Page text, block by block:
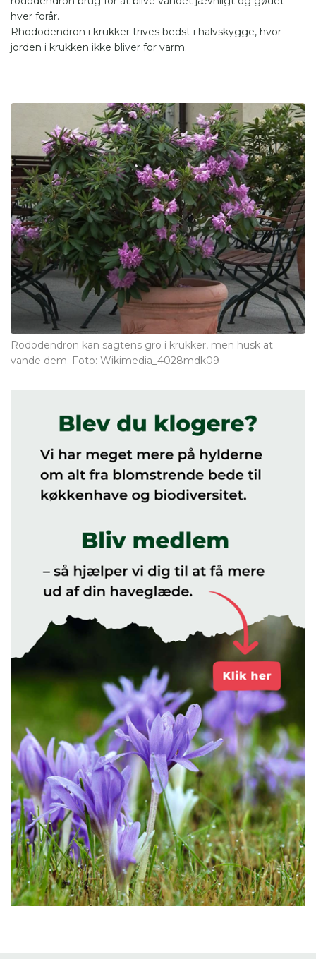
hver forår.
Rhododendron i krukker trives bedst i halvskygge, hvor
jorden i krukken ikke bliver for varm.
Rododendron kan sagtens gro i krukker, men husk at
vande dem. Foto: Wikimedia_4028mdk09